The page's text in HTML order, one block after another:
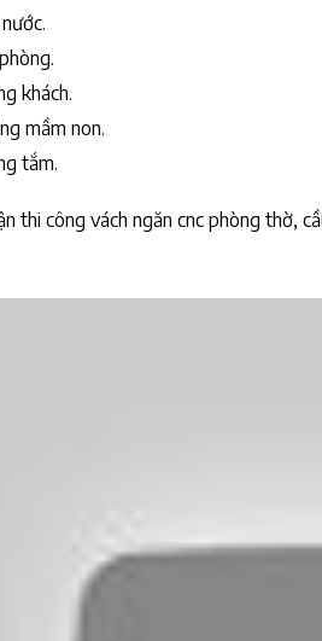
khách.
mầm non.
tắm.
thi công vách ngăn cnc phòng thờ,